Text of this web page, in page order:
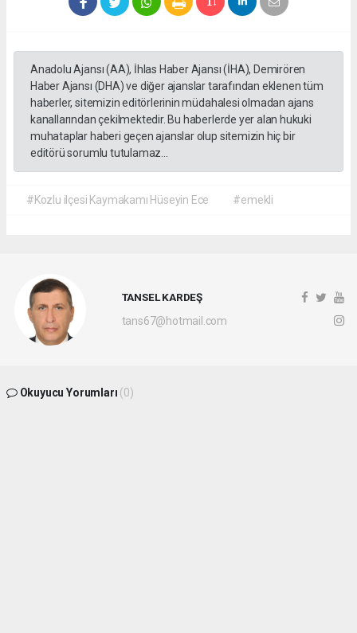
Anadolu Ajansı (AA), İhlas Haber Ajansı (İHA), Demirören
Haber Ajansı (DHA) ve diğer ajanslar tarafından eklenen tüm
haberler, sitemizin editörlerinin müdahalesi olmadan ajans
kanallarından çekilmektedir. Bu haberlerde yer alan hukuki
muhataplar haberi geçen ajanslar olup sitemizin hiç bir
editörü sorumlu tutulamaz...
#Kozlu ilçesi Kaymakamı Hüseyin Ece #emekli
TANSEL KARDEŞ
tans67@hotmail.com
Okuyucu Yorumları (0)